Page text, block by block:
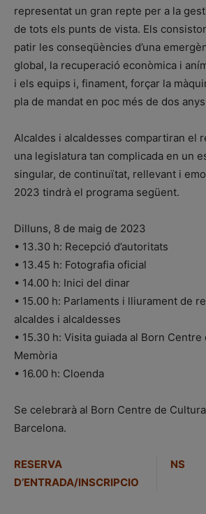
representat un gran repte per a la
de tots els punts de vista. Els
patir les conseqüències d’una
global, la recuperació econòmica i
i els equips i, finament, forçar la
pla de mandat en poc més de dos
Alcaldes i alcaldesses compartiran el
una legislatura tan complicada en un
singular, de continuïtat, rellevant i
2023 tindrà el programa següent.
Dilluns, 8 de maig de 2023
• 13.30 h: Recepció d’autoritats
• 13.45 h: Fotografia oficial
• 14.00 h: Inici del dinar
• 15.00 h: Parlaments i lliurament de
alcaldes i alcaldesses
• 15.30 h: Visita guiada al Born Centre
Memòria
• 16.00 h: Cloenda
Se celebrarà al Born Centre de
Barcelona.
RESERVA
D’ENTRADA/INSCRIPCIO
NS